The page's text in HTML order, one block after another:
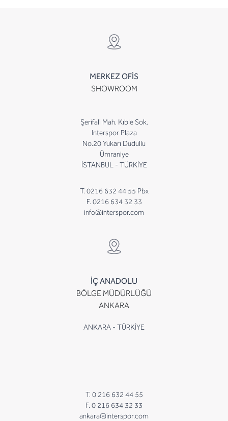
MERKEZ OFİS
SHOWROOM
Şerifali Mah. Kıble Sok.
Interspor Plaza
No.20 Yukarı Dudullu
Ümraniye
İSTANBUL - TÜRKİYE
T. 0216 632 44 55 Pbx
F. 0216 634 32 33
info@interspor.com
İÇ ANADOLU
BÖLGE MÜDÜRLÜĞÜ
ANKARA
ANKARA - TÜRKİYE
T. 0 216 632 44 55
F. 0 216 634 32 33
ankara@interspor.com